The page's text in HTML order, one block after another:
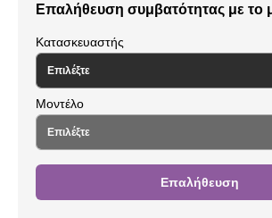
Επαλήθευση συμβατότητας με το
Κατασκευαστής
Μοντέλο
Επαλήθευση